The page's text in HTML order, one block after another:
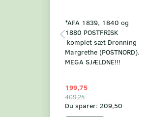
*AFA 1839, 1840 og
1880 POSTFRISK
komplet sæt Dronning
Margrethe (POSTNORD).
MEGA SJÆLDNE!!!
199,75
409,25
Du sparer: 209,50